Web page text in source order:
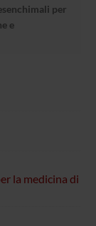
per
e
la medicina di